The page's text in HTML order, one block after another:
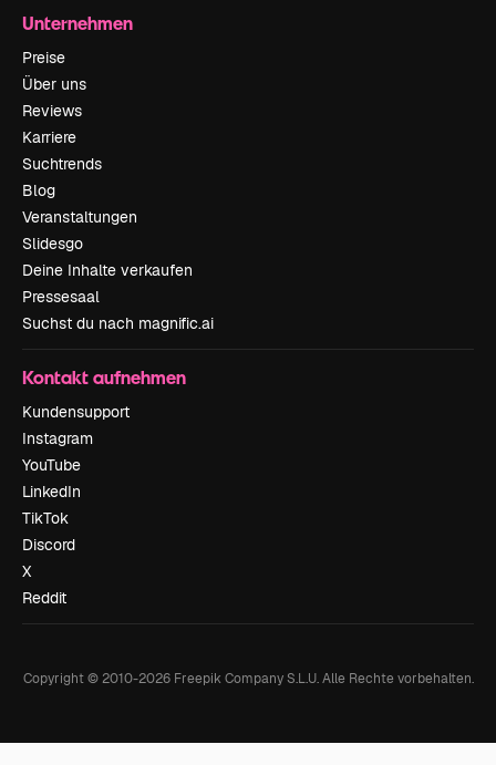
Unternehmen
Preise
Über uns
Reviews
Karriere
Suchtrends
Blog
Veranstaltungen
Slidesgo
Deine Inhalte verkaufen
Pressesaal
Suchst du nach magnific.ai
Kontakt aufnehmen
Kundensupport
Instagram
YouTube
LinkedIn
TikTok
Discord
X
Reddit
Copyright © 2010-2026Freepik Company S.L.U. Alle Rechte vorbehalten.